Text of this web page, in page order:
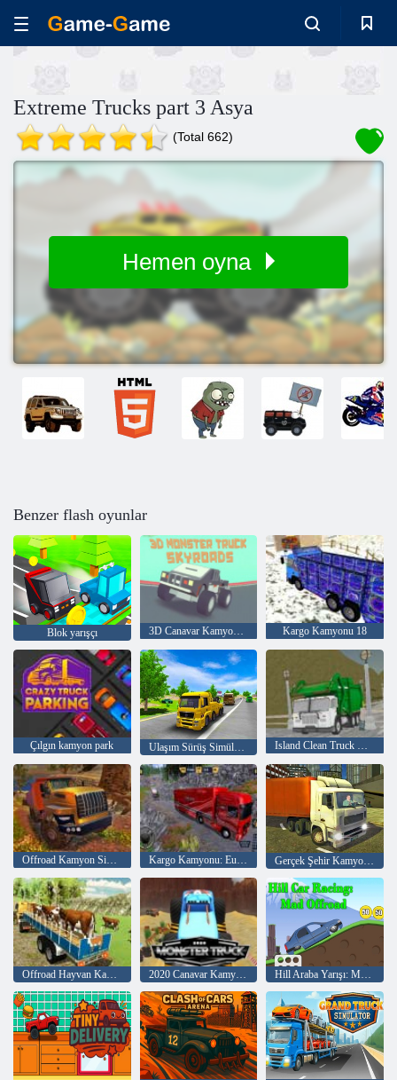
Extreme Trucks part 3 Asya
(Total 662)
Hemen oyna
Benzer flash oyunlar
Blok yarışçı 3D Canavar Kamyon Skyroads Kargo Kamyonu 18
Çılgın kamyon park Ulaşım Sürüş Simülatörü Island Clean Truck Çöp Sim
Offroad Kamyon Simülatörü Tepe Tırmanışı Kargo Kamyonu: Euro Amerikan Turu Gerçek Şehir Kamyon Simülatörü
Offroad Hayvan Kamyon Taşımacılığı 2020 Canavar Kamyonu Hill Araba Yarışı: Mad Offroad